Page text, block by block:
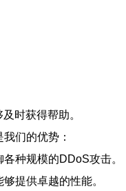
时获得帮助。
们的优势：
种规模的DDoS攻击。
提供卓越的性能。